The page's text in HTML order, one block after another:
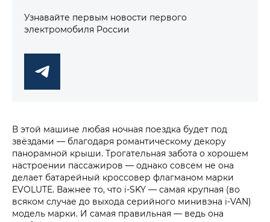
Узнавайте первым новости первого
электромобиля России
В этой машине любая ночная поездка будет под
звёздами — благодаря романтическому декору
панорамной крыши. Трогательная забота о хорошем
настроении пассажиров — однако совсем не она
делает батарейный кроссовер флагманом марки
EVOLUTE. Важнее то, что i‑SKY — самая крупная (во
всяком случае до выхода серийного минивэна i‑VAN)
модель марки. И самая правильная — ведь она